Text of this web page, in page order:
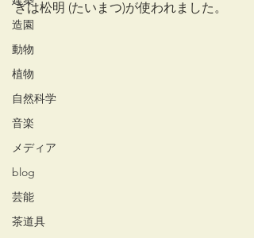
造園
動物
植物
自然科学
音楽
メディア
blog
芸能
茶道具
きは松明 (たいまつ)が使われました。